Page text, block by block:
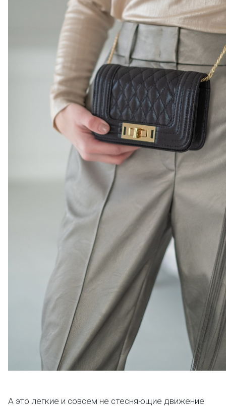
А это легкие и совсем не стесняющие движение